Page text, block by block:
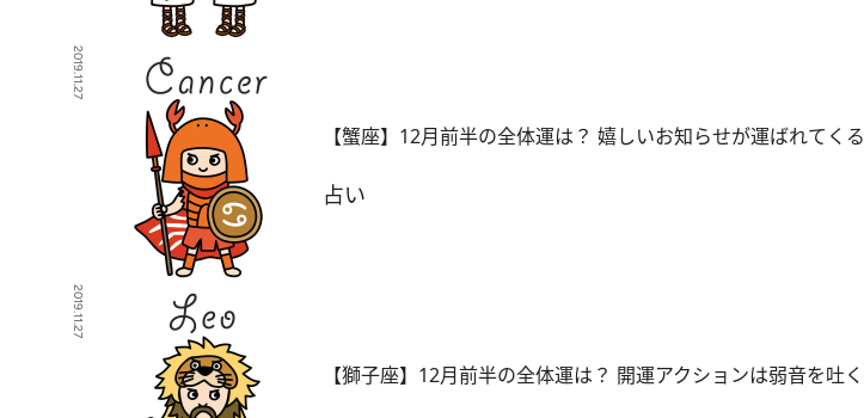
2019.11.27
【蟹座】12月前半の全体運は？ 嬉しいお知らせが運ばれてくる
占い
2019.11.27
【獅子座】12月前半の全体運は？ 開運アクションは弱音を吐